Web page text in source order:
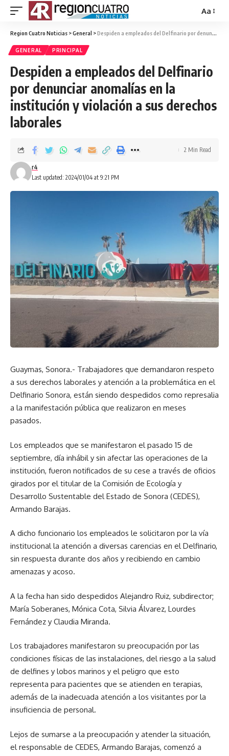
Aa
Region Cuatro Noticias >General >Despiden a empleados del Delfinario por denunciar anomalías en la institución y violación a sus derechos laborales
GENERAL PRINCIPAL
Despiden a empleados del Delfinario
por denunciar anomalías en la
institución y violación a sus derechos
laborales
Last updated: 2024/01/04 at 9:21 PM
r4
2 Min Read
Guaymas, Sonora.- Trabajadores que demandaron respeto
a sus derechos laborales y atención a la problemática en el
Delfinario Sonora, están siendo despedidos como represalia
a la manifestación pública que realizaron en meses
pasados.
Los empleados que se manifestaron el pasado 15 de
septiembre, día inhábil y sin afectar las operaciones de la
institución, fueron notificados de su cese a través de oficios
girados por el titular de la Comisión de Ecología y
Desarrollo Sustentable del Estado de Sonora (CEDES),
Armando Barajas.
A dicho funcionario los empleados le solicitaron por la vía
institucional la atención a diversas carencias en el Delfinario,
sin respuesta durante dos años y recibiendo en cambio
amenazas y acoso.
A la fecha han sido despedidos Alejandro Ruiz, subdirector;
María Soberanes, Mónica Cota, Silvia Álvarez, Lourdes
Fernández y Claudia Miranda.
Los trabajadores manifestaron su preocupación por las
condiciones físicas de las instalaciones, del riesgo a la salud
de delfines y lobos marinos y el peligro que esto
representa para pacientes que se atienden en terapias,
además de la inadecuada atención a los visitantes por la
insuficiencia de personal.
Lejos de sumarse a la preocupación y atender la situación,
el responsable de CEDES, Armando Barajas, comenzó a